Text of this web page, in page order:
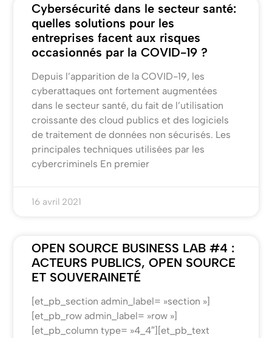
Cybersécurité dans le secteur santé:
quelles solutions pour les
entreprises facent aux risques
occasionnés par la COVID-19 ?
Depuis l’apparition de la COVID-19, les
cyberattaques ont fortement augmentées
dans le secteur santé, du fait de l’utilisation
croissante des cloud publics et des logiciels
de traitement de données non sécurisés. Les
principales techniques utilisées par les
cybercriminels En premier
16 avril 2021
OPEN SOURCE BUSINESS LAB #4 :
ACTEURS PUBLICS, OPEN SOURCE
ET SOUVERAINETÉ
[et_pb_section admin_label= »section »]
[et_pb_row admin_label= »row »]
[et_pb_column type= »4_4″][et_pb_text